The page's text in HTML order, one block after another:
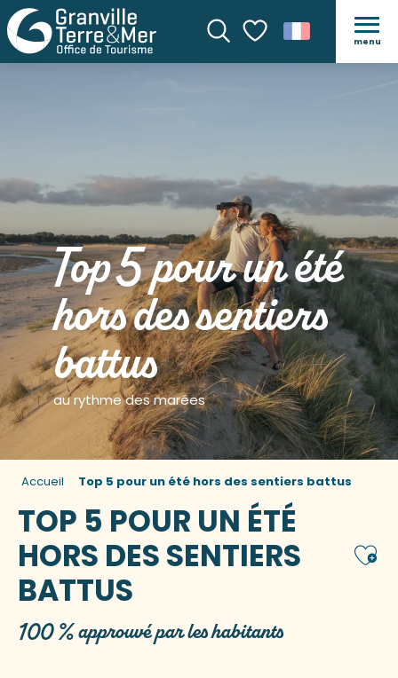
Recherche
Voir les favoris
menu
Top 5 pour un été
hors des sentiers
battus
au rythme des marées
Accueil Top 5 pour un été hors des sentiers battus
TOP 5 POUR UN ÉTÉ
HORS DES SENTIERS
BATTUS
100 % approuvé par les habitants